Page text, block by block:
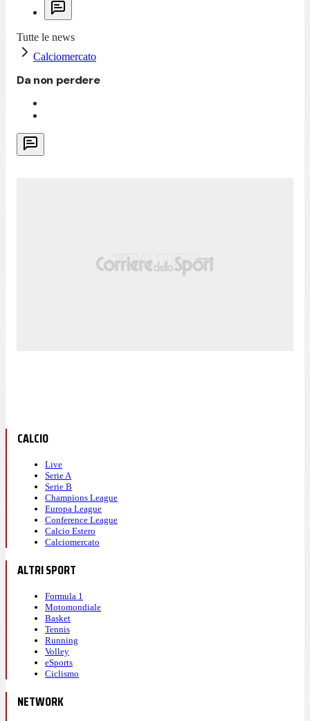
Tutte le news
Calciomercato
Da non perdere
CALCIO
Live
Serie A
Serie B
Champions League
Europa League
Conference League
Calcio Estero
Calciomercato
ALTRI SPORT
Formula 1
Motomondiale
Basket
Tennis
Running
Volley
eSports
Ciclismo
NETWORK